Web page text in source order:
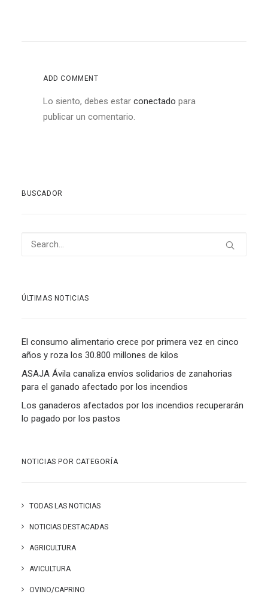
ADD COMMENT
Lo siento, debes estar conectado para
publicar un comentario.
BUSCADOR
ÚLTIMAS NOTICIAS
El consumo alimentario crece por primera vez en cinco
años y roza los 30.800 millones de kilos
ASAJA Ávila canaliza envíos solidarios de zanahorias
para el ganado afectado por los incendios
Los ganaderos afectados por los incendios recuperarán
lo pagado por los pastos
NOTICIAS POR CATEGORÍA
TODAS LAS NOTICIAS
NOTICIAS DESTACADAS
AGRICULTURA
AVICULTURA
OVINO/CAPRINO